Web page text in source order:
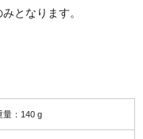
となります。
量：140 g